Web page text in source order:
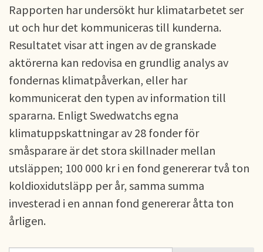
Rapporten har undersökt hur klimatarbetet ser
ut och hur det kommuniceras till kunderna.
Resultatet visar att ingen av de granskade
aktörerna kan redovisa en grundlig analys av
fondernas klimatpåverkan, eller har
kommunicerat den typen av information till
spararna. Enligt Swedwatchs egna
klimatuppskattningar av 28 fonder för
småsparare är det stora skillnader mellan
utsläppen; 100 000 kr i en fond genererar två ton
koldioxidutsläpp per år, samma summa
investerad i en annan fond genererar åtta ton
årligen.